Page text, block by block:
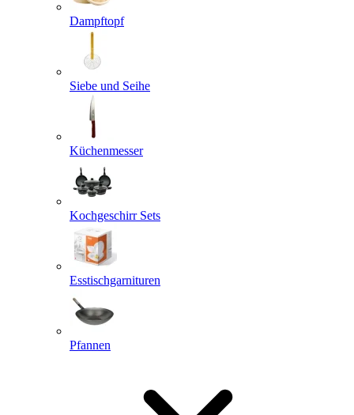
Dampftopf
Siebe und Seihe
Küchenmesser
Kochgeschirr Sets
Esstischgarnituren
Pfannen